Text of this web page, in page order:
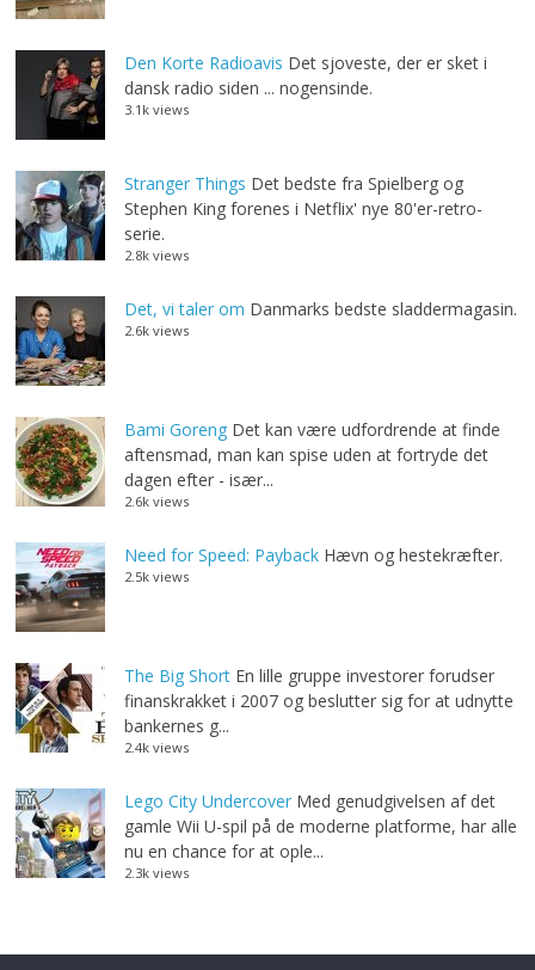
Den Korte Radioavis Det sjoveste, der er sket i
dansk radio siden ... nogensinde.
3.1k views
Stranger Things Det bedste fra Spielberg og
Stephen King forenes i Netflix' nye 80'er-retro-
serie.
2.8k views
Det, vi taler om Danmarks bedste sladdermagasin.
2.6k views
Bami Goreng Det kan være udfordrende at finde
aftensmad, man kan spise uden at fortryde det
dagen efter - især...
2.6k views
Need for Speed: Payback Hævn og hestekræfter.
2.5k views
The Big Short En lille gruppe investorer forudser
finanskrakket i 2007 og beslutter sig for at udnytte
bankernes g...
2.4k views
Lego City Undercover Med genudgivelsen af det
gamle Wii U-spil på de moderne platforme, har alle
nu en chance for at ople...
2.3k views